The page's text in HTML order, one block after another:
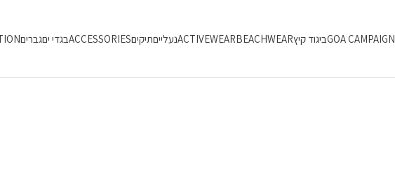
GOA CAMPAIGNביגוד קיץBEACHWEAR
ACTIVEWEARנעלייםתיקיםACCESSORIESבגדי יםגברים